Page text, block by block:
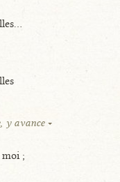
y avance
;